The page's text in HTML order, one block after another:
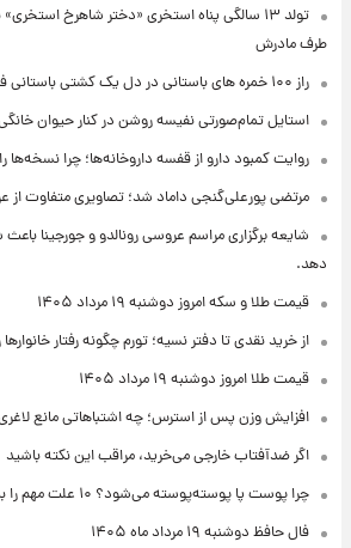
تولد ۱۳ سالگی پناه استخری «دختر شاهرخ استخری»
طرف مادرش
راز ۱۰۰ خمره های باستانی در دل یک کشتی باستانی فاش شد + فیلم
استایل تمام‌صورتی نفیسه روشن در کنار حیوان
روایت کمبود دارو از قفسه داروخانه‌ها؛ چرا نسخه‌ها
مرتضی پورعلی‌گنجی داماد شد؛ تصاویری متفاوت از
شایعه برگزاری مراسم عروسی رونالدو و جورجینا باعث
دهد.
قیمت طلا و سکه امروز دوشنبه ۱۹ مرداد ۱۴۰۵
از خرید نقدی تا دفتر نسیه؛ تورم چگونه رفتار خانوارها
قیمت طلا امروز دوشنبه ۱۹ مرداد ۱۴۰۵
افزایش وزن پس از استرس؛ چه اشتباهاتی مانع لاغری
اگر ضدآفتاب خارجی می‌خرید، مراقب این نکته باشید
چرا پوست پا پوسته‌پوسته می‌شود؟ ۱۰ علت مهم را بشناسید
فال حافظ دوشنبه ۱۹ مرداد ماه ۱۴۰۵